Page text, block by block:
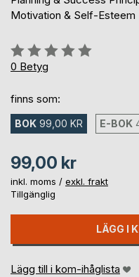
Motivation & Self-Esteem
Betyg::
0%
0 Betyg
finns som:
BOK 99,00 KR E-BOK
99,00 kr
inkl. moms / exkl. frakt
Tillgänglig
LÄGG I
Lägg till i kom-ihåglista